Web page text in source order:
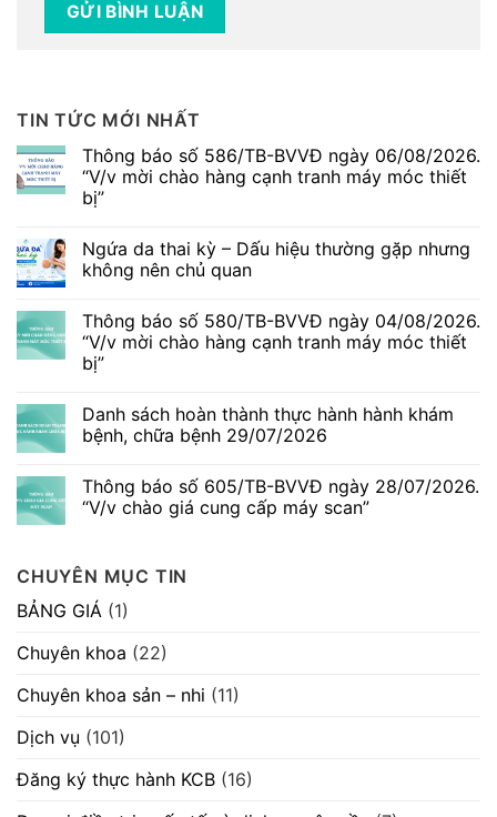
TIN TỨC MỚI NHẤT
Thông báo số 586/TB-BVVĐ ngày 06/08/2026.
“V/v mời chào hàng cạnh tranh máy móc thiết
bị”
bình
luận
ở
số
586/TB-
BVVĐ
ngày
mời
chào
hàng
máy
móc
thiết
Ngứa da thai kỳ – Dấu hiệu thường gặp nhưng
không nên chủ quan
bình
luận
Ngứa
kỳ
–
Dấu
gặp
nhưng
không
Thông báo số 580/TB-BVVĐ ngày 04/08/2026.
“V/v mời chào hàng cạnh tranh máy móc thiết
bị”
bình
luận
ở
số
580/TB-
BVVĐ
mời
chào
hàng
cạnh
máy
móc
bị”
Danh sách hoàn thành thực hành hành khám
bệnh, chữa bệnh 29/07/2026
bình
luận
thành
thực
hành
hành
bệnh,
chữa
29/07/2026
Thông báo số 605/TB-BVVĐ ngày 28/07/2026.
“V/v chào giá cung cấp máy scan”
luận
ở
Thông
báo
605/TB-
BVVĐ
28/07/2026.
“V/v
giá
cung
máy
scan”
CHUYÊN MỤC TIN
BẢNG GIÁ (1)
Chuyên khoa (22)
Chuyên khoa sản – nhi (11)
Dịch vụ (101)
Đăng ký thực hành KCB (16)